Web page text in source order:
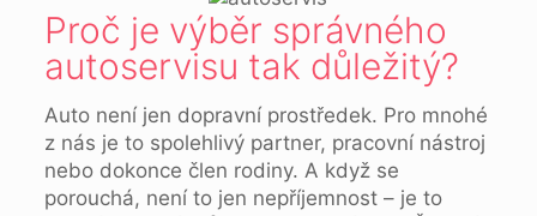
Proč je výběr správného
autoservisu tak důležitý?
Auto není jen dopravní prostředek. Pro mnohé
z nás je to spolehlivý partner, pracovní nástroj
nebo dokonce člen rodiny. A když se
porouchá, není to jen nepříjemnost – je to